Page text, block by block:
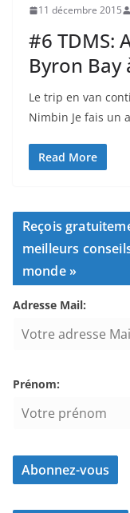
11 décembre 2015
#6 TDMS:
Byron Bay
Le trip en van
Nimbin Je fais un
Read More
Reçois
meilleurs
monde »
Adresse Mail:
Prénom: